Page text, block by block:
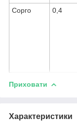
Сорго
0,4
Приховати
Характеристики